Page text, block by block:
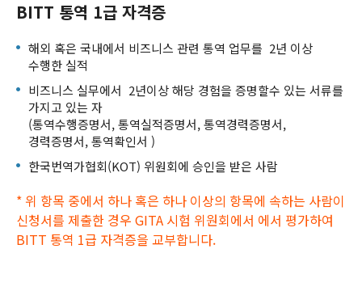
BITT 통역 1급 자격증
해외 혹은 국내에서 비즈니스 관련 통역 업무를 2년 이상
수행한 실적
비즈니스 실무에서 2년이상 해당 경험을 증명할수 있는 서류를
가지고 있는 자
(통역수행증명서, 통역실적증명서, 통역경력증명서,
경력증명서, 통역확인서 )
한국번역가협회(KOT) 위원회에 승인을 받은 사람
* 위 항목 중에서 하나 혹은 하나 이상의 항목에 속하는 사람이
신청서를 제출한 경우 GITA 시험 위원회에서 에서 평가하여
BITT 통역 1급 자격증을 교부합니다.